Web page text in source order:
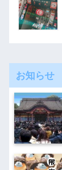
お知らせ